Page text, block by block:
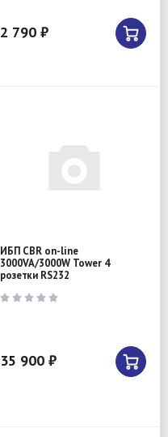
2 790 ₽
ИБП CBR on-line
3000VA/3000W Tower 4
розетки RS232
35 900 ₽